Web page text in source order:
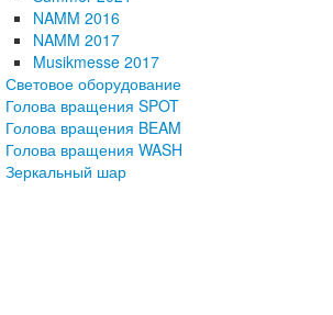
NAMM 2016
NAMM 2017
Musikmesse 2017
Световое оборудование
Голова вращения SPOT
Голова вращения BEAM
Голова вращения WASH
Зеркальный шар